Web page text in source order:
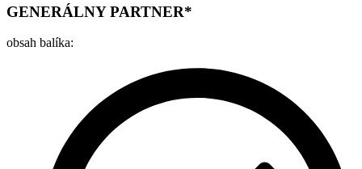
GENERÁLNY PARTNER*
obsah balíka: